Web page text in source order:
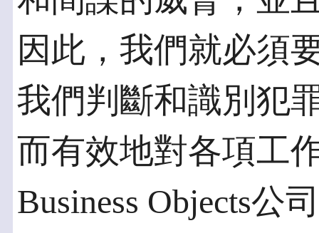
因此，我們就必須
我們判斷和識別犯
而有效地對各項工
Business Objects公